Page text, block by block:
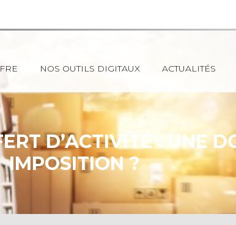
NOS OUTILS DIGITAUX ACTUALITÉS
D’ACTIVITÉ : UNE
IMPOSITION ?